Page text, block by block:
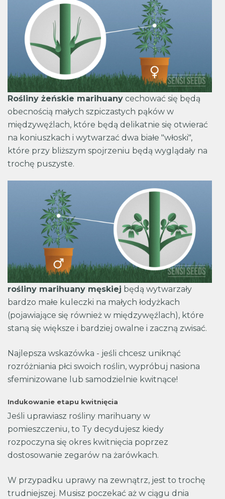
Rośliny żeńskie marihuany cechować się będą
obecnością małych szpiczastych pąków w
międzywęźlach, które będą delikatnie się otwierać
na koniuszkach i wytwarzać dwa białe "włoski",
które przy bliższym spojrzeniu będą wyglądały na
trochę puszyste.
rośliny marihuany męskiej będą wytwarzały
bardzo małe kuleczki na małych łodyżkach
(pojawiające się również w międzywęźlach), które
staną się większe i bardziej owalne i zaczną zwisać.
Najlepsza wskazówka - jeśli chcesz uniknąć
rozróżniania płci swoich roślin, wypróbuj nasiona
sfeminizowane lub samodzielnie kwitnące!
Indukowanie etapu kwitnięcia
Jeśli uprawiasz rośliny marihuany w
pomieszczeniu, to Ty decydujesz kiedy
rozpoczyna się okres kwitnięcia poprzez
dostosowanie zegarów na żarówkach.
W przypadku uprawy na zewnątrz, jest to trochę
trudniejszej. Musisz poczekać aż w ciągu dnia